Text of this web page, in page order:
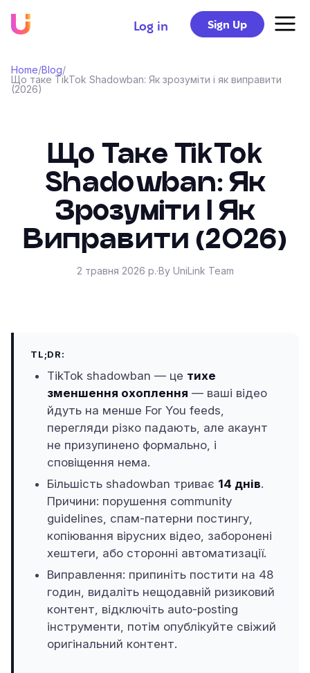
Log in Sign Up
Home/Blog/
Що таке TikTok Shadowban: Як зрозуміти і як виправити
(2026)
Що Таке TikTok
Shadowban: Як
Зрозуміти І Як
Виправити (2026)
2 травня 2026 р.·By UniLink Team
TL;DR:
TikTok shadowban — це тихе
зменшення охоплення — ваші відео
йдуть на менше For You feeds,
перегляди різко падають, але акаунт
не призупинено формально, і
сповіщення нема.
Більшість shadowban триває 14 днів.
Причини: порушення community
guidelines, спам-патерни постингу,
копіювання вірусних відео, заборонені
хештеги, або сторонні автоматизації.
Виправлення: припиніть постити на 48
годин, видаліть нещодавній ризиковий
контент, відключіть auto-posting
інструменти, потім опублікуйте свіжий
оригінальний контент.